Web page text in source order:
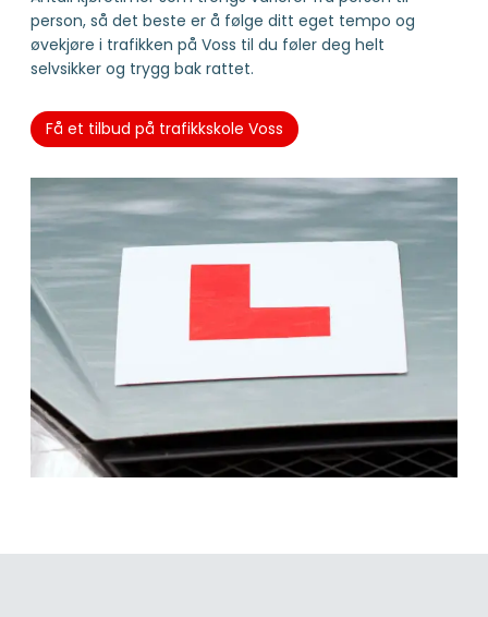
person, så det beste er å følge ditt eget tempo og
øvekjøre i trafikken på Voss til du føler deg helt
selvsikker og trygg bak rattet.
Få et tilbud på trafikkskole Voss